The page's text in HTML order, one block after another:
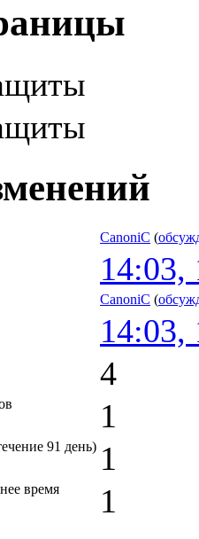
CanoniC (
14:03,
CanoniC (
14:03,
4
1
91 день) 1
время 1